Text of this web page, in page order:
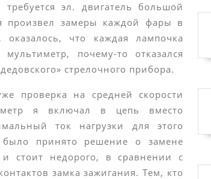
эл. двигатель большой
произвел замеры каждой фары в
что каждая лампочка
почему-то отказался
стрелочного прибора.
проверка на средней скорости
я включал в цепь вместо
ток нагрузки для этого
было принято решение о замене
и стоит недорого, в сравнении с
замка зажигания. Тем, кто